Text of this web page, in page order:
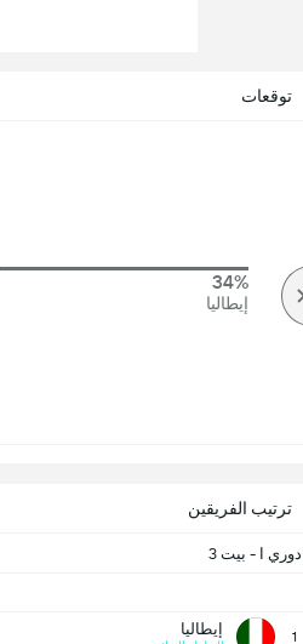
ترتيب الفريقين
دوري ا - بيت 3
1 إيطاليا
توقعات
34%
إيطاليا